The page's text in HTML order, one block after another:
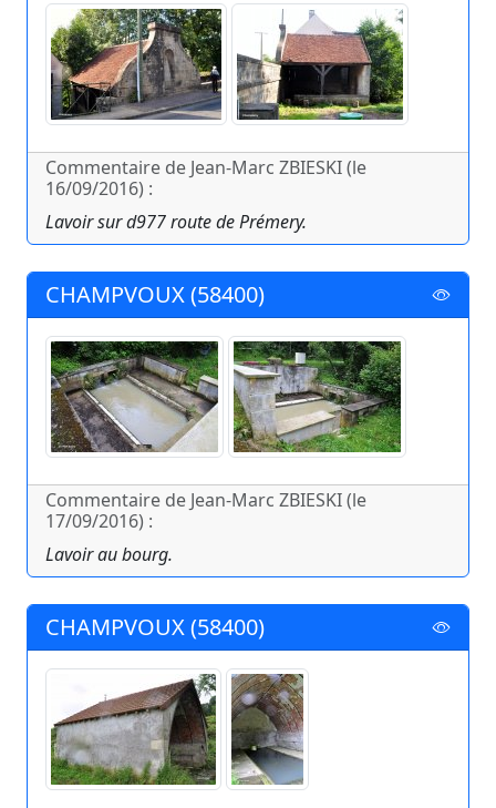
Commentaire de Jean-Marc ZBIESKI (le
16/09/2016) :
Lavoir sur d977 route de Prémery.
CHAMPVOUX (58400)
Commentaire de Jean-Marc ZBIESKI (le
17/09/2016) :
Lavoir au bourg.
CHAMPVOUX (58400)